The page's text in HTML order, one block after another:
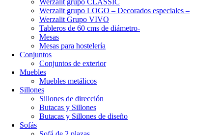
Werzalit grupo CLASSIC
Werzalit grupo LOGO – Decorados especiales –
Werzalit Grupo VIVO
Tableros de 60 cms de diámetro-
Mesas
Mesas para hostelería
Conjuntos
Conjuntos de exterior
Muebles
Muebles metálicos
Sillones
Sillones de dirección
Butacas y Sillones
Butacas y Sillones de diseño
Sofás